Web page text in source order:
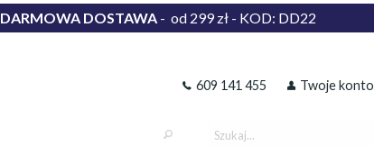
DARMOWA DOSTAWA - od 299 zł - KOD: DD22
609 141 455 Twoje konto